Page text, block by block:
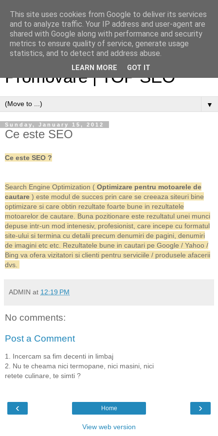
Optimizare site web |
Promovare | TOP SEO
▼
Sunday, January 15, 2012
Ce este SEO
Ce este SEO ?
Search Engine Optimization ( Optimizare pentru motoarele de
cautare ) este modul de succes prin care se creeaza siteuri bine
optimizare si care obtin rezultate foarte bune in rezultatele
motoarelor de cautare. Buna pozitionare este rezultatul unei munci
depuse intr-un mod intenesiv, profesionist, care incepe cu formatul
site-ului si termina cu detalii precum denumiri de pagini, denumiri
de imagini etc etc. Rezultatele bune in cautari pe Google / Yahoo /
Bing va ofera vizitatori si clienti pentru serviciile / produsele afacerii
dvs.
ADMIN at 12:19 PM
No comments:
Post a Comment
1. Incercam sa fim decenti in limbaj
2. Nu te cheama nici termopane, nici masini, nici
retete culinare, te simti ?
‹ ›
Home
View web version
This site uses cookies from Google to deliver its services
and to analyze traffic. Your IP address and user-agent are
shared with Google along with performance and security
metrics to ensure quality of service, generate usage
statistics, and to detect and address abuse.
LEARN MORE GOT IT